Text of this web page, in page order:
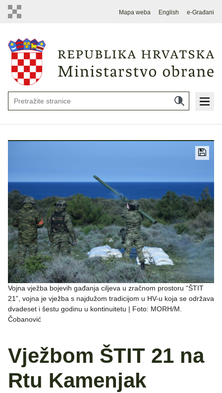
Mapa weba English e-Građani
Vojna vježba bojevih gađanja ciljeva u zračnom prostoru “ŠTIT
21”, vojna je vježba s najdužom tradicijom u HV-u koja se održava
dvadeset i šestu godinu u kontinuitetu | Foto: MORH/M.
Čobanović
Vježbom ŠTIT 21 na
Rtu Kamenjak